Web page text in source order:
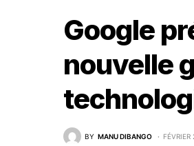
Google
nouvelle
BY MANU DIBANGO